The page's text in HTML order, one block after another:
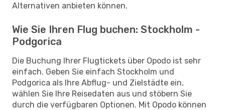
Alternativen anbieten können.
Wie Sie Ihren Flug buchen: Stockholm -
Podgorica
Die Buchung Ihrer Flugtickets über Opodo ist sehr
einfach. Geben Sie einfach Stockholm und
Podgorica als Ihre Abflug- und Zielstädte ein,
wählen Sie Ihre Reisedaten aus und stöbern Sie
durch die verfügbaren Optionen. Mit Opodo können